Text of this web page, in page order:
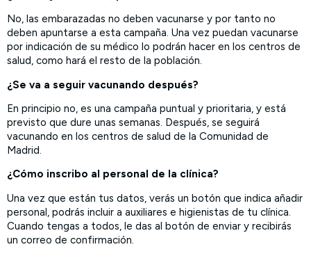
No, las embarazadas no deben vacunarse y por tanto no
deben apuntarse a esta campaña. Una vez puedan vacunarse
por indicación de su médico lo podrán hacer en los centros de
salud, como hará el resto de la población.
¿Se va a seguir vacunando después?
En principio no, es una campaña puntual y prioritaria, y está
previsto que dure unas semanas. Después, se seguirá
vacunando en los centros de salud de la Comunidad de
Madrid.
¿Cómo inscribo al personal de la clínica?
Una vez que están tus datos, verás un botón que indica añadir
personal, podrás incluir a auxiliares e higienistas de tu clínica.
Cuando tengas a todos, le das al botón de enviar y recibirás
un correo de confirmación.